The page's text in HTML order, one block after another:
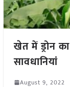
खेत में ड्रोन
सावधानियां
August 9, 2022